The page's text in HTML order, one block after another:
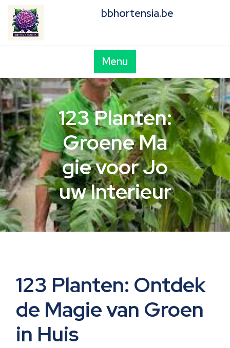
content
bbhortensia.be
Menu
123 Planten:
Groene Ma
gie voor Jo
uw Interieur
123 Planten: Ontdek
de Magie van Groen
in Huis